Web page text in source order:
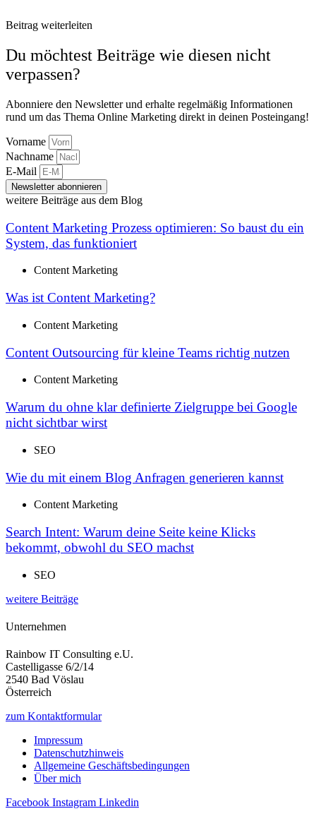
Beitrag weiterleiten
Du möchtest Beiträge wie diesen nicht
verpassen?
Abonniere den Newsletter und erhalte regelmäßig Informationen
rund um das Thema Online Marketing direkt in deinen Posteingang!
Vorname
Nachname
E-Mail
Newsletter abonnieren
weitere Beiträge aus dem Blog
Content Marketing Prozess optimieren: So baust du ein
System, das funktioniert
Content Marketing
Was ist Content Marketing?
Content Marketing
Content Outsourcing für kleine Teams richtig nutzen
Content Marketing
Warum du ohne klar definierte Zielgruppe bei Google
nicht sichtbar wirst
SEO
Wie du mit einem Blog Anfragen generieren kannst
Content Marketing
Search Intent: Warum deine Seite keine Klicks
bekommt, obwohl du SEO machst
SEO
weitere Beiträge
Unternehmen
Rainbow IT Consulting e.U.
Castelligasse 6/2/14
2540 Bad Vöslau
Österreich
zum Kontaktformular
Impressum
Datenschutzhinweis
Allgemeine Geschäftsbedingungen
Über mich
Facebook Instagram Linkedin